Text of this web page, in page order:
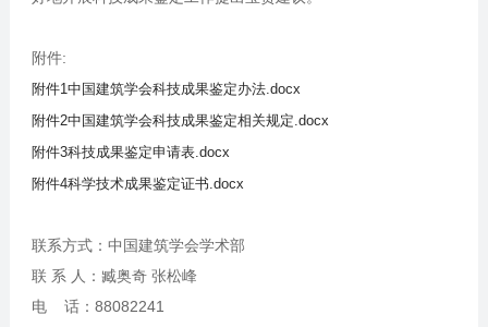
附件:
附件1中国建筑学会科技成果鉴定办法.docx
附件2中国建筑学会科技成果鉴定相关规定.docx
附件3科技成果鉴定申请表.docx
附件4科学技术成果鉴定证书.docx
联系方式：中国建筑学会学术部
联 系 人：臧奥奇 张松峰
电 话：88082241